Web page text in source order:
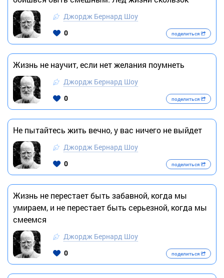
Джордж Бернард Шоу
0
поделиться
Жизнь не научит, если нет желания поумнеть
Джордж Бернард Шоу
0
поделиться
Не пытайтесь жить вечно, у вас ничего не выйдет
Джордж Бернард Шоу
0
поделиться
Жизнь не перестает быть забавной, когда мы
умираем, и не перестает быть серьезной, когда мы
смеемся
Джордж Бернард Шоу
0
поделиться